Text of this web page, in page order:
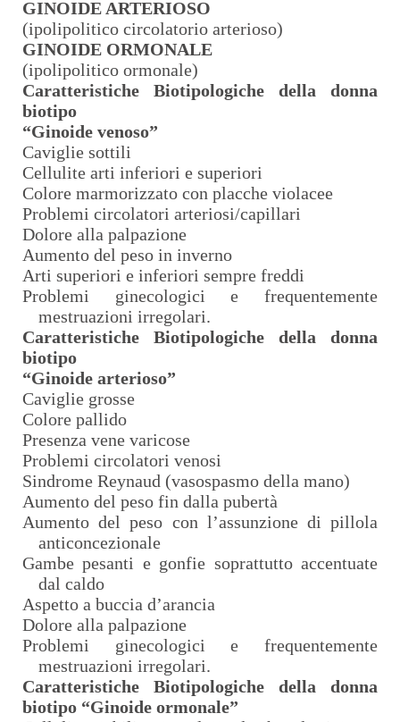
GINOIDE ARTERIOSO
(ipolipolitico circolatorio arterioso)
GINOIDE ORMONALE
(ipolipolitico ormonale)
Caratteristiche Biotipologiche della donna
biotipo
“Ginoide venoso”
Caviglie sottili
Cellulite arti inferiori e superiori
Colore marmorizzato con placche violacee
Problemi circolatori arteriosi/capillari
Dolore alla palpazione
Aumento del peso in inverno
Arti superiori e inferiori sempre freddi
Problemi ginecologici e frequentemente
mestruazioni irregolari.
Caratteristiche Biotipologiche della donna
biotipo
“Ginoide arterioso”
Caviglie grosse
Colore pallido
Presenza vene varicose
Problemi circolatori venosi
Sindrome Reynaud (vasospasmo della mano)
Aumento del peso fin dalla pubertà
Aumento del peso con l’assunzione di pillola
anticoncezionale
Gambe pesanti e gonfie soprattutto accentuate
dal caldo
Aspetto a buccia d’arancia
Dolore alla palpazione
Problemi ginecologici e frequentemente
mestruazioni irregolari.
Caratteristiche Biotipologiche della donna
biotipo “Ginoide ormonale”